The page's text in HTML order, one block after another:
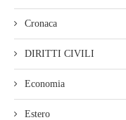
Cronaca
DIRITTI CIVILI
Economia
Estero